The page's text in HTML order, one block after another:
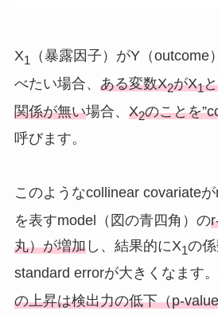
X1
（暴露因子）がY（outcome
べたい場合、 ある変数X2がX1
関係が無い場合、 X2のことを
呼びます。
このようなcollinear covariate
を表すmodel（図の青四角）の
丸）が増加し、結果的にX1の
standard errorが大きくなます。
の上昇は検出力の低下（p-